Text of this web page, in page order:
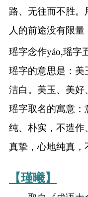
路、无往而不胜
人的前途没有限量
瑶字念作yáo,瑶字
瑶字的意思是：美
洁白。美玉、美好
瑶字取名的寓意：
纯、朴实，不造作
真挚，心地纯真，
【瑾曦】